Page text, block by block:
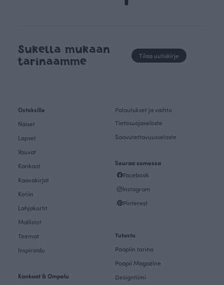
Sukella mukaan
tarinaamme
Tilaa uutiskirje
Ostoksille
Naiset
Lapset
Vauvat
Kankaat
Kaavakirjat
Kotiin
Lahjakortit
Mallistot
Teemat
Inspiroidu
Kankaat & Ompelu
Palautukset ja vaihto
Tietosuojaseloste
Saavutettavuusseloste
Seuraa somessa
Facebook
Instagram
Pinterest
Tutustu
Paapiin tarina
Paapii Magazine
Designtiimi